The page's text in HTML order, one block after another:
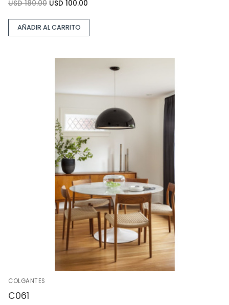
USD180.00 USD 100.00
AÑADIR AL CARRITO
COLGANTES
C061